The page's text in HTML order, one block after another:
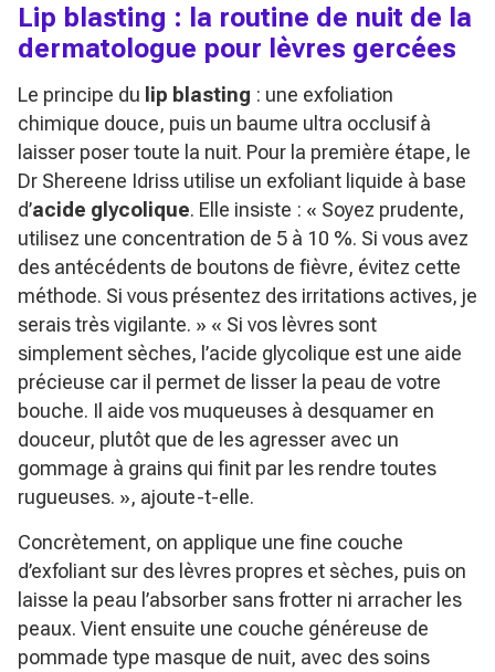
Lip blasting : la routine de nuit de la
dermatologue pour lèvres gercées
Le principe du lip blasting : une exfoliation
chimique douce, puis un baume ultra occlusif à
laisser poser toute la nuit. Pour la première étape, le
Dr Shereene Idriss utilise un exfoliant liquide à base
d’acide glycolique. Elle insiste : « Soyez prudente,
utilisez une concentration de 5 à 10 %. Si vous avez
des antécédents de boutons de fièvre, évitez cette
méthode. Si vous présentez des irritations actives, je
serais très vigilante. » « Si vos lèvres sont
simplement sèches, l’acide glycolique est une aide
précieuse car il permet de lisser la peau de votre
bouche. Il aide vos muqueuses à desquamer en
douceur, plutôt que de les agresser avec un
gommage à grains qui finit par les rendre toutes
rugueuses. », ajoute-t-elle.
Concrètement, on applique une fine couche
d’exfoliant sur des lèvres propres et sèches, puis on
laisse la peau l’absorber sans frotter ni arracher les
peaux. Vient ensuite une couche généreuse de
pommade type masque de nuit, avec des soins